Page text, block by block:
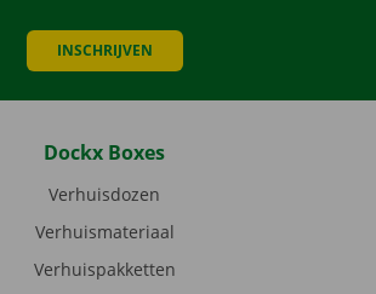
INSCHRIJVEN
Dockx Boxes
Verhuisdozen
Verhuismateriaal
Verhuispakketten